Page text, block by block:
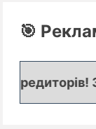
🎯
Запущено